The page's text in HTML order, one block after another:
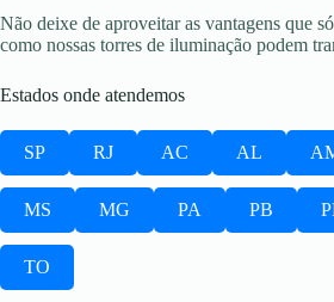
Não deixe de aproveitar as vantagens que
como nossas torres de iluminação podem
Estados onde atendemos
SP RJ AC AL
MS MG PA PB
TO